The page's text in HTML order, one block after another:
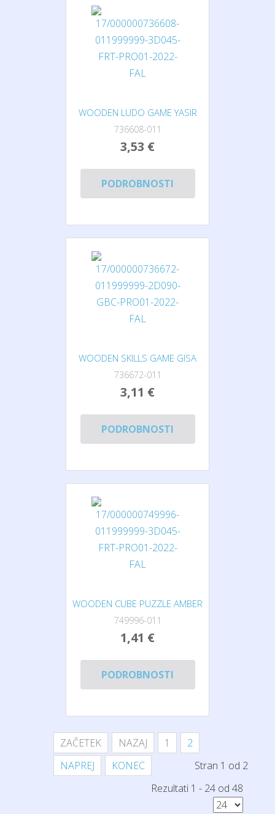
WOODEN LUDO GAME YASIR
736608-011
3,53 €
PODROBNOSTI
WOODEN SKILLS GAME GISA
736672-011
3,11 €
PODROBNOSTI
WOODEN CUBE PUZZLE AMBER
749996-011
1,41 €
PODROBNOSTI
ZAČETEK NAZAJ 1
2
NAPREJ
KONEC
Stran 1 od 2
Rezultati 1 - 24 od 48